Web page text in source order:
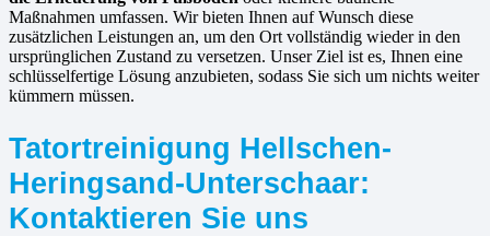
Maßnahmen umfassen. Wir bieten Ihnen auf Wunsch diese
zusätzlichen Leistungen an, um den Ort vollständig wieder in den
ursprünglichen Zustand zu versetzen. Unser Ziel ist es, Ihnen eine
schlüsselfertige Lösung anzubieten, sodass Sie sich um nichts weiter
kümmern müssen.
Tatortreinigung Hellschen-
Heringsand-Unterschaar:
Kontaktieren Sie uns